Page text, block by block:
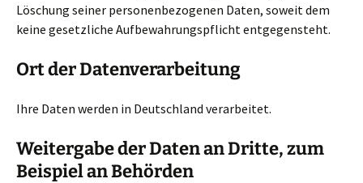
Löschung seiner personenbezogenen Daten, soweit dem
keine gesetzliche Aufbewahrungspflicht entgegensteht.
Ort der Datenverarbeitung
Ihre Daten werden in Deutschland verarbeitet.
Weitergabe der Daten an Dritte, zum
Beispiel an Behörden